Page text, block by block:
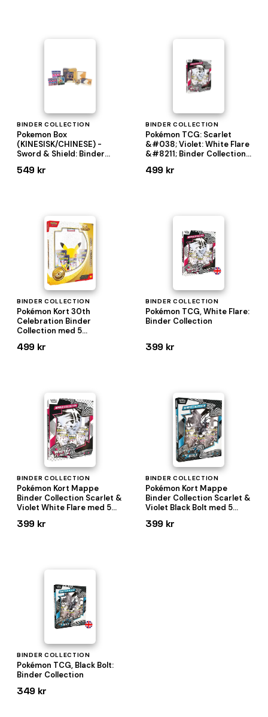
BINDER COLLECTION
Pokemon Box
(KINESISK/CHINESE) -
Sword & Shield: Binder
Morpeko V-Union
549 kr
BINDER COLLECTION
Pokémon TCG: Scarlet
&#038; Violet: White Flare
&#8211; Binder Collection
499 kr
BINDER COLLECTION
Pokémon Kort 30th
Celebration Binder
Collection med 5
499 kr
BINDER COLLECTION
Pokémon TCG, White Flare:
Binder Collection
399 kr
BINDER COLLECTION
Pokémon Kort Mappe
Binder Collection Scarlet &
Violet White Flare med 5
399 kr
BINDER COLLECTION
Pokémon Kort Mappe
Binder Collection Scarlet &
Violet Black Bolt med 5
399 kr
BINDER COLLECTION
Pokémon TCG, Black Bolt:
Binder Collection
349 kr